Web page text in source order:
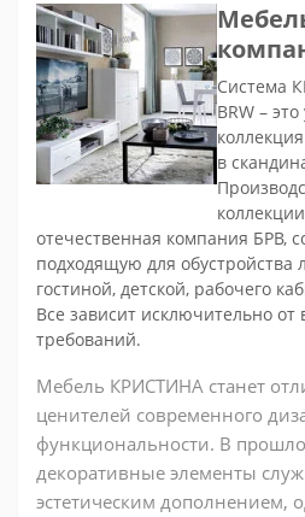
Система
BRW –
в
отечественная компания БРВ,
подходящую для
гостиной, детской, рабочего
Все зависит исключительно
требований.
Мебель КРИСТИНА станет
ценителей современного
функциональности. В
декоративные элементы
эстетическим дополнением,